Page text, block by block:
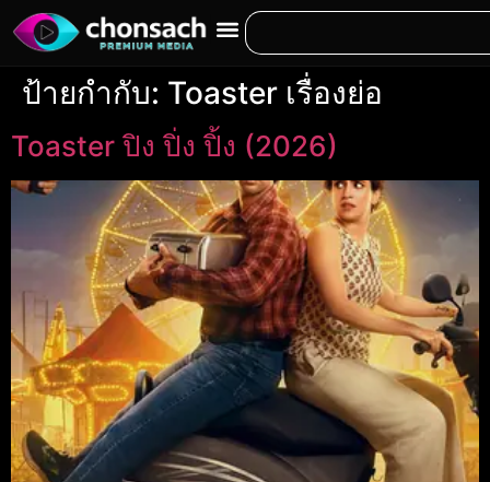
ป้ายกำกับ: Toaster เรื่องย่อ
Toaster ปิง ปิ่ง ปิ้ง (2026)